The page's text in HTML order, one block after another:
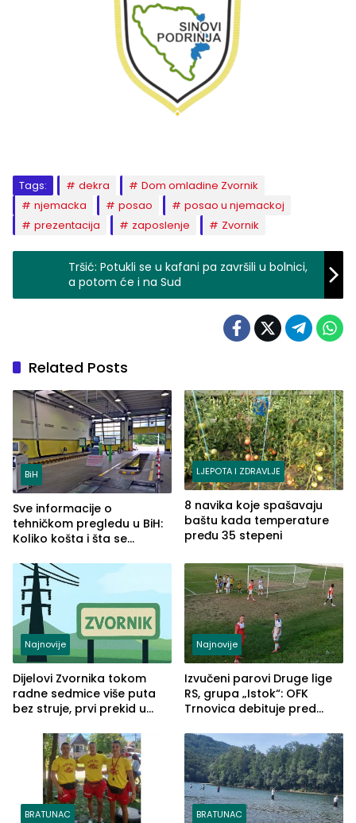
Tags: dekra
Dom omladine Zvornik
njemacka
posao
posao u njemackoj
prezentacija
zaposlenje Zvornik
Tršić: Potukli se u kafani pa završili u bolnici,
a potom će i na Sud
Related Posts
BiH
Sve informacije o
tehničkom pregledu u BiH:
Koliko košta i šta se
LJEPOTA I ZDRAVLJE
8 navika koje spašavaju
baštu kada temperature
pređu 35 stepeni
Najnovije
Dijelovi Zvornika tokom
radne sedmice više puta
bez struje, prvi prekid u
Najnovije
Izvučeni parovi Druge lige
RS, grupa „Istok“: OFK
Trnovica debituje pred
Drine HE
BRATUNAC BRATUNAC